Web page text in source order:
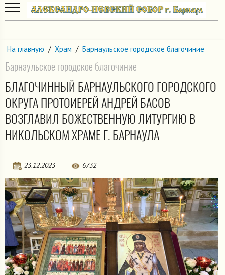
На главную / Храм / Барнаульское городское благочиние
Барнаульское городское благочиние
БЛАГОЧИННЫЙ БАРНАУЛЬСКОГО ГОРОДСКОГО
ОКРУГА ПРОТОИЕРЕЙ АНДРЕЙ БАСОВ
ВОЗГЛАВИЛ БОЖЕСТВЕННУЮ ЛИТУРГИЮ В
НИКОЛЬСКОМ ХРАМЕ Г. БАРНАУЛА
23.12.2023 6732